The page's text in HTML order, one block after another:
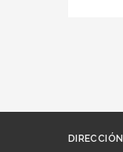
DIRECCIÓN